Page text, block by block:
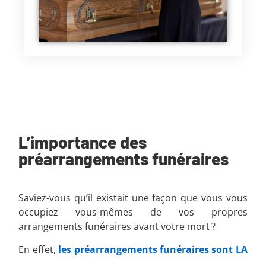
L’importance des
préarrangements funéraires
Saviez-vous qu’il existait une façon que vous vous
occupiez vous-mêmes de vos propres
arrangements funéraires avant votre mort ?
En effet, les préarrangements funéraires sont LA